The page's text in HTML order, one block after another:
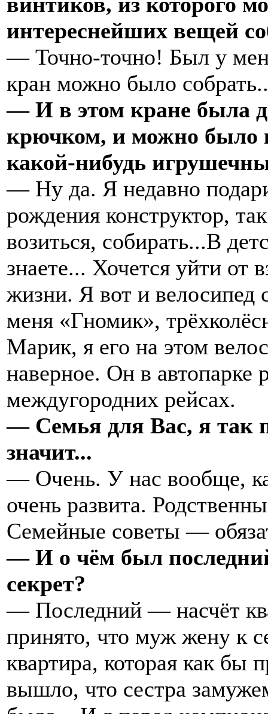
интереснейших вещей
— Точно-точно! Был у
кран можно было
— И в этом кране была
крючком, и можно было
какой-нибудь
— Ну да. Я недавно
рождения конструктор,
возиться, собирать...В
знаете... Хочется уйти от
жизни. Я вот и
меня «Гномик»,
Марик, я его на этом
наверное. Он в автопарке
междугородних рейсах.
— Семья для Вас, я так
значит...
— Очень. У нас вообще,
очень развита.
Семейные советы —
— И о чём был
секрет?
— Последний — насчёт
принято, что муж жену к
квартира, которая как бы
вышло, что сестра